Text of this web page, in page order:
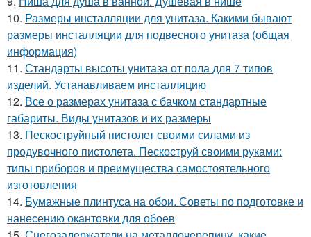
10. Размеры инсталляции для унитаза. Какими бывают
размеры инсталляции для подвесного унитаза (общая
информация)
11. Стандарты высоты унитаза от пола для 7 типов
изделий. Устанавливаем инсталляцию
12. Все о размерах унитаза с бачком стандартные
габариты. Виды унитазов и их размеры
13. Пескоструйный пистолет своими силами из
продувочного пистолета. Пескоструй своими руками:
типы приборов и преимущества самостоятельного
изготовления
14. Бумажные плинтуса на обои. Советы по подготовке и
нанесению окантовки для обоев